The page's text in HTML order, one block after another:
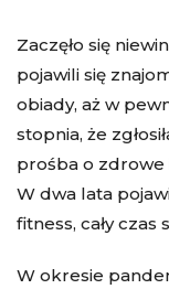
Zaczęło się
pojawili się
obiady, aż w
stopnia, że
prośba o zdrowe
W dwa lata
fitness, cały czas
W okresie